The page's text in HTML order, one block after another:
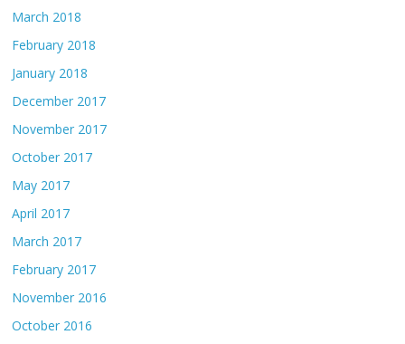
March 2018
February 2018
January 2018
December 2017
November 2017
October 2017
May 2017
April 2017
March 2017
February 2017
November 2016
October 2016